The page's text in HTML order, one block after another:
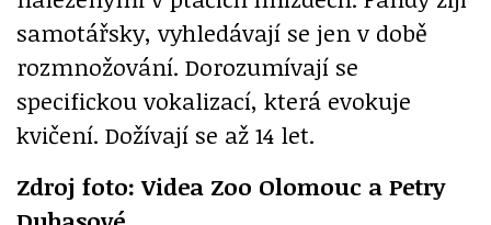
samotářsky, vyhledávají se jen v době
rozmnožování. Dorozumívají se
specifickou vokalizací, která evokuje
kvičení. Dožívají se až 14 let.
Zdroj foto: Videa Zoo Olomouc a Petry